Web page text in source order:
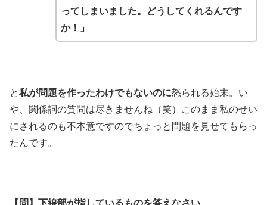
ってしまいました。どうしてくれるんです
か！」
と私が問題を作ったわけでもないのに怒られる始末。い
や、関係詞の質問は尽きませんね（笑）このまま私のせい
にされるのも不本意ですのでちょっと問題を見せてもらっ
たんです。
【問】下線部が指しているものを答えなさい